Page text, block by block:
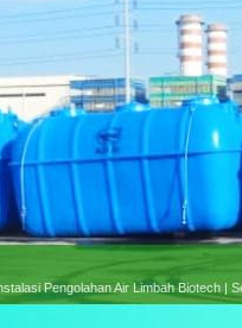
Sewage treatment Plant Biotech | Septic